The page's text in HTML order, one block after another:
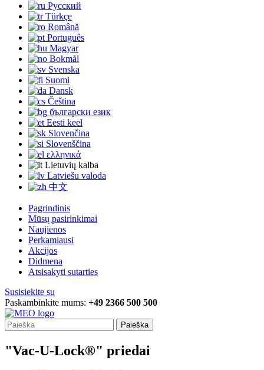
Русский
Türkçe
Română
Português
Magyar
Bokmål
Svenska
Suomi
Dansk
Čeština
български език
Eesti keel
Slovenčina
Slovenščina
ελληνικά
Lietuvių kalba
Latviešu valoda
中文
Pagrindinis
Mūsų pasirinkimai
Naujienos
Perkamiausi
Akcijos
Didmena
Atsisakyti sutarties
Susisiekite su
Paskambinkite mums: +49 2366 500 500
Paieška
"Vac-U-Lock®" priedai